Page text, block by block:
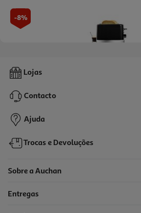
-8%
Torradeira 2 Entradas Qilive Q.5675 Preto
Price reduced from
23,99 €to
21,99 €
Lojas
Contacto
Ajuda
Trocas e Devoluções
Sobre a Auchan
Entregas